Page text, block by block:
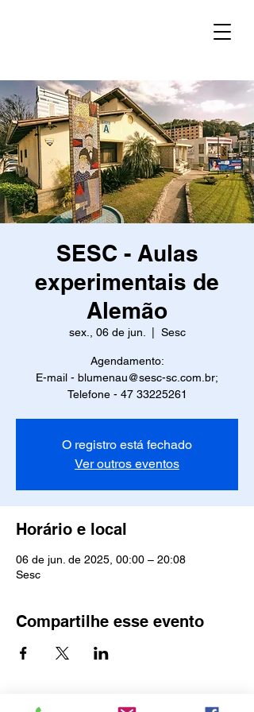
SESC - Aulas
experimentais de
Alemão
sex., 06 de jun. Sesc
Agendamento:
E-mail - blumenau@sesc-sc.com.br;
Telefone - 47 33225261
O registro está fechado
Ver outros eventos
Horário e local
06 de jun. de 2025, 00:00 – 20:08
Sesc
Compartilhe esse evento